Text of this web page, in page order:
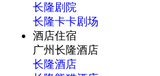
长隆剧院
长隆卡卡剧场
酒店住宿
广州长隆酒店
长隆酒店